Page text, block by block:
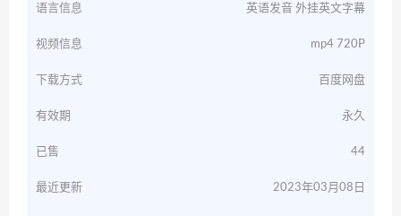
语言信息 英语发音 外挂英文字幕
视频信息 mp4 720P
下载方式 百度网盘
有效期 永久
已售 44
最近更新 2023年03月08日